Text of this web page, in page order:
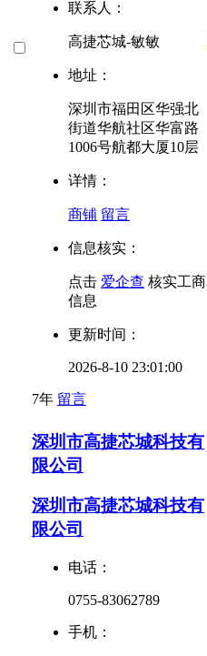
联系人：
高捷芯城-敏敏
地址：
深圳市福田区华强北
街道华航社区华富路
1006号航都大厦10层
详情：
商铺 留言
信息核实：
点击 爱企查 核实工商
信息
更新时间：
2026-8-10 23:01:00
7年 留言
深圳市高捷芯城科技有
限公司
深圳市高捷芯城科技有
限公司
电话：
0755-83062789
手机：